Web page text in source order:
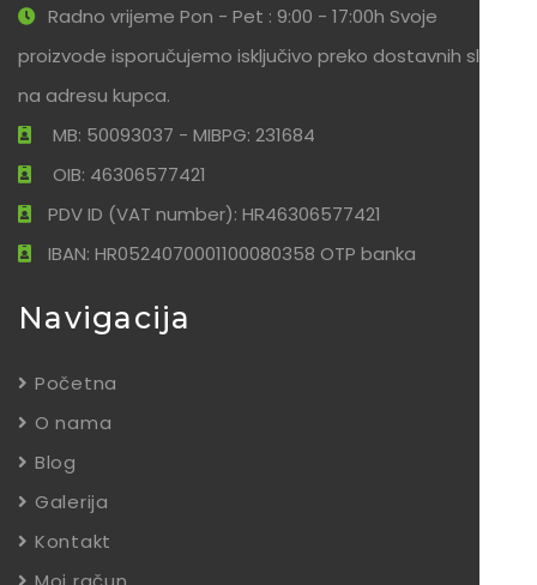
Radno vrijeme Pon - Pet : 9:00 - 17:00h Svoje
proizvode isporučujemo isključivo preko dostavnih službi
na adresu kupca.
MB: 50093037 - MIBPG: 231684
OIB: 46306577421
PDV ID (VAT number): HR46306577421
IBAN: HR0524070001100080358 OTP banka
Navigacija
Početna
O nama
Blog
Galerija
Kontakt